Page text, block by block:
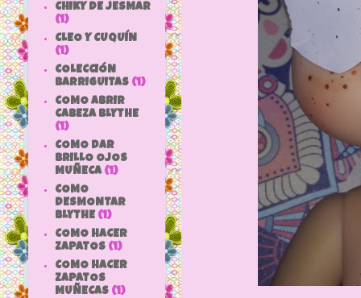
CHIKY DE JESMAR
(1)
CLEO Y CUQUÍN
(1)
COLECCIÓN
BARRIGUITAS (1)
COMO ABRIR
CABEZA BLYTHE
(1)
COMO DAR
BRILLO OJOS
MUÑECA (1)
COMO
DESMONTAR
BLYTHE (1)
COMO HACER
ZAPATOS (1)
COMO HACER
ZAPATOS
MUÑECAS (1)